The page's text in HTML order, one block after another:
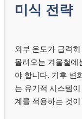
미식 전략
외부 온도가 급격
몰려오는 겨울철에
야 합니다. 기후 변
는 유기적 시스템
계를 적용하는 것